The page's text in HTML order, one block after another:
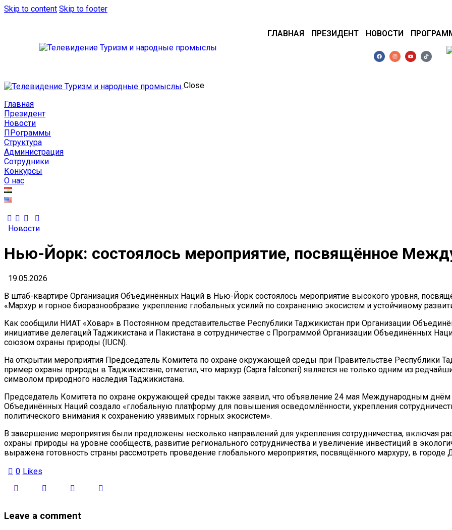
Skip to content Skip to footer
ГЛАВНАЯ ПРЕЗИДЕНТ НОВОСТИ
Close
Главная
Президент
Новости
ПРограммы
Структура
Администрация
Сотрудники
Конкурсы
О нас
Новости
Нью-Йорк: состоялось мероприятие, посвящённое
19.05.2026
В штаб-квартире Организация Объединённых Наций в Нью-Йорк состоялось мероприятие высокого уровня,
«Мархур и горное биоразнообразие: укрепление глобальных усилий по сохранению экосистем и устойчивому
Как сообщили НИАТ «Ховар» в Постоянном представительстве Республики Таджикистан при Организации
инициативе делегаций Таджикистана и Пакистана в сотрудничестве с Программой Организации Объединённых
союзом охраны природы (IUCN).
На открытии мероприятия Председатель Комитета по охране окружающей среды при Правительстве Республики
пример охраны природы в Таджикистане, отметил, что мархур (Capra falconeri) является не только одним из
символом природного наследия Таджикистана.
Председатель Комитета по охране окружающей среды также заявил, что объявление 24 мая Международным днём
Объединённых Наций создало «глобальную платформу для повышения осведомлённости, укрепления
политического внимания к сохранению уязвимых горных экосистем».
В завершение мероприятия были предложены несколько направлений для укрепления сотрудничества, включая
охраны природы на уровне сообществ, развитие регионального сотрудничества и увеличение инвестиций в
выражена готовность страны рассмотреть проведение глобального мероприятия, посвящённого мархуру, в городе
0 Likes
Leave a comment